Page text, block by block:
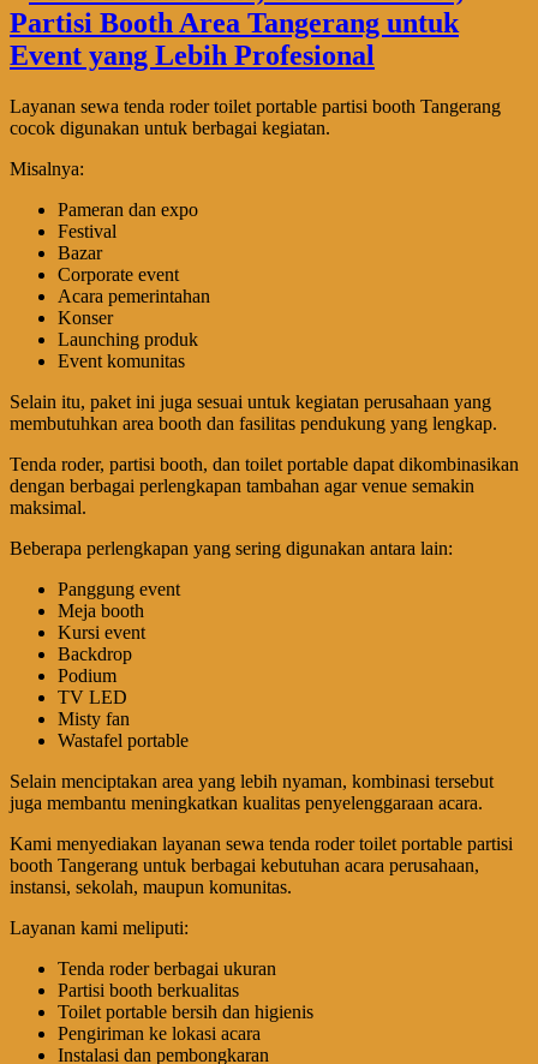
Layanan sewa tenda roder toilet portable partisi booth Tangerang
cocok digunakan untuk berbagai kegiatan.
Misalnya:
Pameran dan expo
Festival
Bazar
Corporate event
Acara pemerintahan
Konser
Launching produk
Event komunitas
Selain itu, paket ini juga sesuai untuk kegiatan perusahaan yang
membutuhkan area booth dan fasilitas pendukung yang lengkap.
Tenda roder, partisi booth, dan toilet portable dapat dikombinasikan
dengan berbagai perlengkapan tambahan agar venue semakin
maksimal.
Beberapa perlengkapan yang sering digunakan antara lain:
Panggung event
Meja booth
Kursi event
Backdrop
Podium
TV LED
Misty fan
Wastafel portable
Selain menciptakan area yang lebih nyaman, kombinasi tersebut
juga membantu meningkatkan kualitas penyelenggaraan acara.
Kami menyediakan layanan sewa tenda roder toilet portable partisi
booth Tangerang untuk berbagai kebutuhan acara perusahaan,
instansi, sekolah, maupun komunitas.
Layanan kami meliputi:
Tenda roder berbagai ukuran
Partisi booth berkualitas
Toilet portable bersih dan higienis
Pengiriman ke lokasi acara
Instalasi dan pembongkaran